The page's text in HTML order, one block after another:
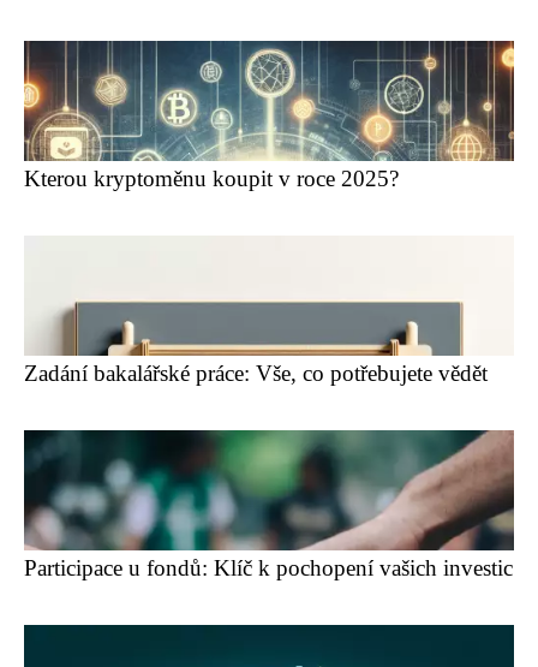
Kterou kryptoměnu koupit v roce 2025?
Zadání bakalářské práce: Vše, co potřebujete vědět
Participace u fondů: Klíč k pochopení vašich investic